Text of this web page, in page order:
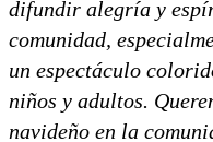
difundir alegría y
comunidad,
un espectáculo
niños y adultos.
navideño en la